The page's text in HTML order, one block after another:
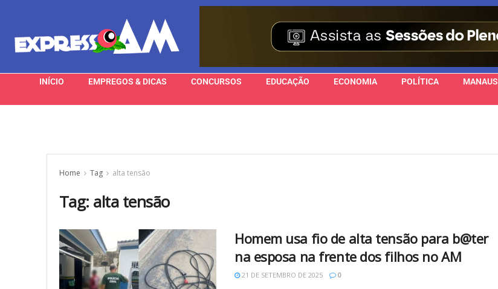
INÍCIO EMPREGOS & DICAS CONCURSOS EDUCAÇÃO ECONOMIA POLÍTICA MANAUS
Home Tag alta tensão
Tag: alta tensão
Homem usa fio de alta tensão para b@ter
na esposa na frente dos filhos no AM
21 DE SETEMBRO DE 2025 0